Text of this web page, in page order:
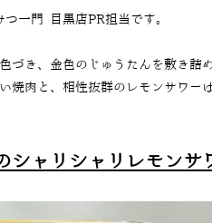
一門 目黒店PR担当です。
づき、金色のじゅうたんを敷き詰
焼肉と、相性抜群のレモンサワー
シャリシャリレモンサ